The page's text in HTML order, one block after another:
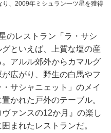
、2009年ミシュラン一ツ星を獲得
のレストラン「ラ・サシ
といえば、上質な塩の産
アルル郊外からカマルグ
広がり、野生の白馬やフ
サシャニェット」のメイ
かれた戸外のテーブル。
ァンスの12か月』の楽し
まれたレストランだ。